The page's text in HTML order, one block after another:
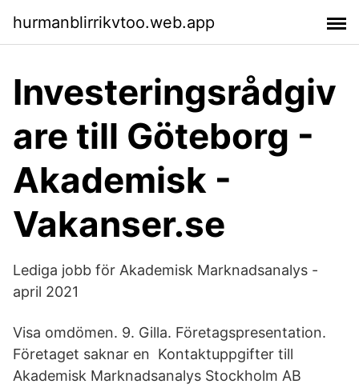
hurmanblirrikvtoo.web.app
Investeringsrådgiv
are till Göteborg -
Akademisk -
Vakanser.se
Lediga jobb för Akademisk Marknadsanalys -
april 2021
Visa omdömen. 9. Gilla. Företagspresentation.
Företaget saknar en Kontaktuppgifter till
Akademisk Marknadsanalys Stockholm AB